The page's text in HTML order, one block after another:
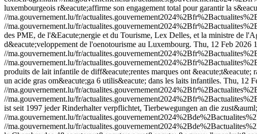
luxembourgeois r&eacute;affirme son engagement total pour garantir la
//ma.gouvernement.lu/fr/
//ma.gouvernement.lu/fr/
des PME, de l'&Eacute;nergie et du Tourisme, Lex Delles, et la ministre de
d&eacute;veloppement de l'oenotourisme au Luxembourg. Thu, 12 Feb 2026
//ma.gouvernement.lu/fr/
//ma.gouvernement.lu/fr/
produits de lait infantile de diff&eacute;rentes marques ont
un acide gras om&eacute;ga 6 utilis&eacute; dans les laits infantiles. Thu, 12
//ma.gouvernement.lu/fr/
//ma.gouvernement.lu/fr/
ist seit 1997 jeder Rinderhalter verpflichtet, Tierbewegungen an die
//ma.gouvernement.lu/fr/
//ma.gouvernement.lu/fr/